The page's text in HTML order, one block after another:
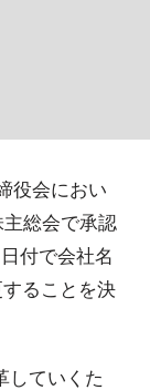
役会におい
総会で承認
付で会社名
することを決
していくた